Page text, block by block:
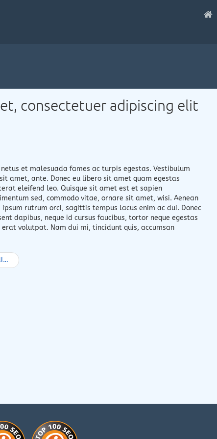
consectetuer adipiscing elit
et malesuada fames ac turpis egestas. Vestibulum
amet, ante. Donec eu libero sit amet quam egestas
eleifend leo. Quisque sit amet est et sapien
sed, commodo vitae, ornare sit amet, wisi. Aenean
rutrum orci, sagittis tempus lacus enim ac dui. Donec
dapibus, neque id cursus faucibus, tortor neque egestas
volutpat. Nam dui mi, tincidunt quis, accumsan